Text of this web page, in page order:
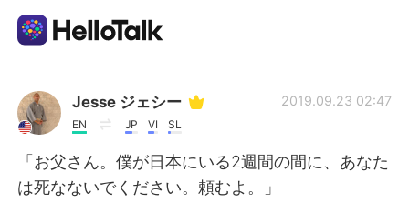
Language Exchange App
AI Grammar Checker
English
Jesse ジェシー
EN JP VI SL
2019.09.23 02:47
「お父さん。僕が日本にいる2週間の間に、あなた
は死なないでください。頼むよ。」